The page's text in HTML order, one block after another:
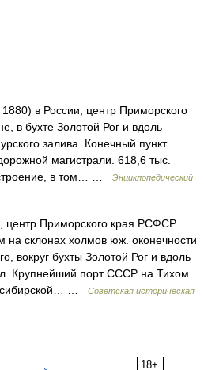
в России, центр Приморского
в бухте Золотой Рог и вдоль
залива. Конечный пункт
магистрали. 618,6 тыс.
в том… …
Энциклопедический
центр Приморского края РСФСР.
склонах холмов юж. оконечности
вокруг бухты Золотой Рог и вдоль
Крупнейший порт СССР на Тихом
…
Советская историческая
18+